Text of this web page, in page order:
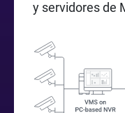
y servidores de